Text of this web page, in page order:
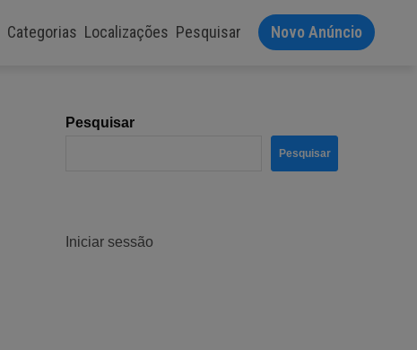
Categorias Localizações Pesquisar Novo Anúncio
Pesquisar
Pesquisar
Iniciar sessão